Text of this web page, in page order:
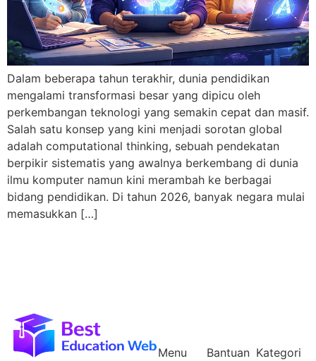
Dalam beberapa tahun terakhir, dunia pendidikan
mengalami transformasi besar yang dipicu oleh
perkembangan teknologi yang semakin cepat dan masif.
Salah satu konsep yang kini menjadi sorotan global
adalah computational thinking, sebuah pendekatan
berpikir sistematis yang awalnya berkembang di dunia
ilmu komputer namun kini merambah ke berbagai
bidang pendidikan. Di tahun 2026, banyak negara mulai
memasukkan […]
Menu
Bantuan Kategori